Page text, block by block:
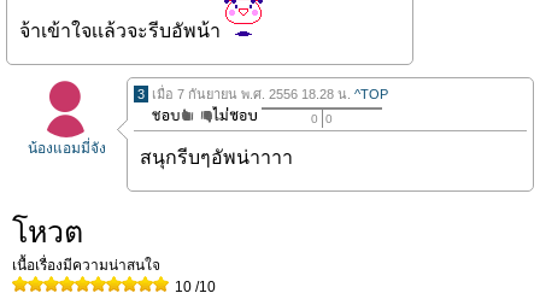
จ้าเข้าใจเเล้วจะรีบอัพน้า
น้องแอมมี่จัง
3 เมื่อ 7 กันยายน พ.ศ. 2556 18.28 น. ^TOP
0 0
สนุกรีบๆอัพน่าาาา
โหวต
เนื้อเรื่องมีความน่าสนใจ
10 /10